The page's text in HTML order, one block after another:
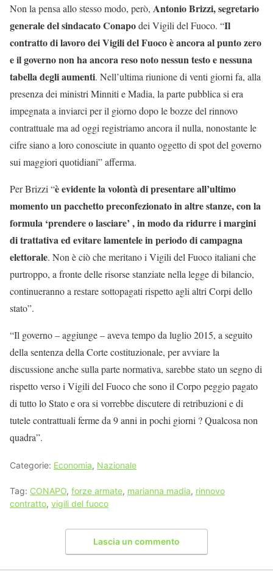
Non la pensa allo stesso modo, però, Antonio Brizzi, segretario
generale del sindacato Conapodei Vigili del Fuoco. “Il
contratto di lavoro dei Vigili del Fuoco è ancora al punto zero
e il governo non ha ancora reso noto nessun testo e nessuna
tabella degli aumenti. Nell’ultima riunione di venti giorni fa, alla
presenza dei ministri Minniti e Madia, la parte pubblica si era
impegnata a inviarci per il giorno dopo le bozze del rinnovo
contrattuale ma ad oggi registriamo ancora il nulla, nonostante le
cifre siano a loro conosciute in quanto oggetto di spot del governo
sui maggiori quotidiani” afferma.
Per Brizzi “è evidente la volontà di presentare all’ultimo
momento un pacchetto preconfezionato in altre stanze, con la
formula ‘prendere o lasciare’ , in modo da ridurre i margini
di trattativa ed evitare lamentele in periodo di campagna
elettorale. Non è ciò che meritano i Vigili del Fuoco italiani che
purtroppo, a fronte delle risorse stanziate nella legge di bilancio,
continueranno a restare sottopagati rispetto agli altri Corpi dello
stato”.
“Il governo – aggiunge – aveva tempo da luglio 2015, a seguito
della sentenza della Corte costituzionale, per avviare la
discussione anche sulla parte normativa, sarebbe stato un segno di
rispetto verso i Vigili del Fuoco che sono il Corpo peggio pagato
di tutto lo Stato e ora si vorrebbe discutere di retribuzioni e di
tutele contrattuali ferme da 9 anni in pochi giorni ? Qualcosa non
quadra”.
Categorie: Economia, Nazionale
Tag: CONAPO, forze armate, marianna madia, rinnovo
contratto, vigili del fuoco
Lascia un commento